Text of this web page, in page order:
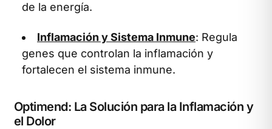
de la energía.
Inflamación y Sistema Inmune: Regula
genes que controlan la inflamación y
fortalecen el sistema inmune.
Optimend: La Solución para la Inflamación y
el Dolor